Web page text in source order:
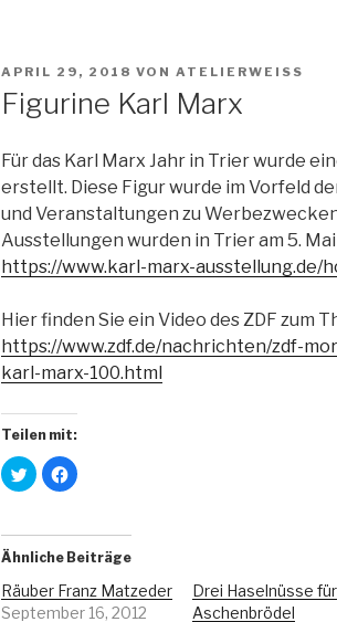
VERÖFFENTLICHT
APRIL 29, 2018 VON ATELIERWEISS
Figurine Karl Marx
Für das Karl Marx Jahr in Trier wurde
erstellt. Diese Figur wurde im Vorfeld
und Veranstaltungen zu
Ausstellungen wurden in Trier am 5.
https://www.karl-marx-ausstellung.de/
Hier finden Sie ein Video des ZDF zum
https://www.zdf.de/nachrichten/zdf-
karl-marx-100.html
Teilen mit:
K
l
,
u
m
b
e
r
K
l
,
u
m
u
f
F
Ähnliche Beiträge
Räuber Franz Matzeder
September 16, 2012
Drei Haselnüsse für
Aschenbrödel